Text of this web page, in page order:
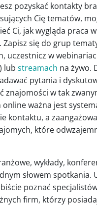
pozyskać kontakty
Cię tematów,
Ci, jak wygląda praca
Zapisz się do grup
uczestnicz w
lub streamach na żywo.
pytania i
znajomości w tak
online ważna jest
kontaktu, a
które
wykłady,
słowem spotkania.
poznać
firm, którzy